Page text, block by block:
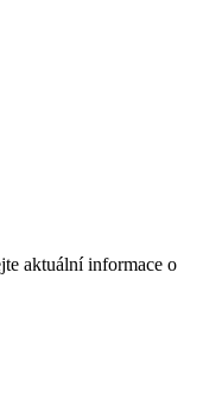
aktuální informace o